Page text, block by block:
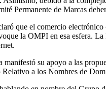
Permanente de Marcas
que el comercio
la OMPI en esa esfera.
su apoyo a las
a los Nombres de